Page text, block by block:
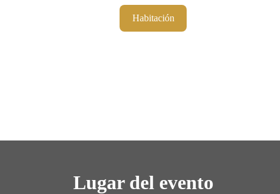
Habitación
Lugar del evento